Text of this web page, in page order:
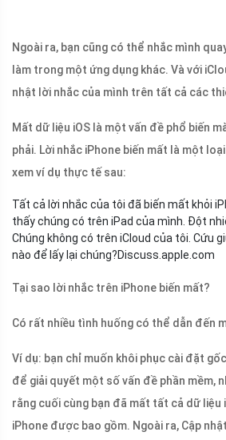
Ngoài ra, bạn cũng có thể nhắc mình
làm trong một ứng dụng khác. Và với
nhật lời nhắc của mình trên tất cả các
Mất dữ liệu iOS là một vấn đề phổ biến
phải. Lời nhắc iPhone biến mất là một
xem ví dụ thực tế sau:
Tất cả lời nhắc của tôi đã biến mất khỏi
thấy chúng có trên iPad của mình. Đột
Chúng không có trên iCloud của tôi. Cứu
nào để lấy lại chúng?Discuss.apple.com
Tại sao lời nhắc trên iPhone biến mất?
Có rất nhiều tình huống có thể dẫn đến
Ví dụ: bạn chỉ muốn khôi phục cài đặt
để giải quyết một số vấn đề phần mềm,
rằng cuối cùng bạn đã mất tất cả dữ liệu
iPhone được bao gồm. Ngoài ra, Cập